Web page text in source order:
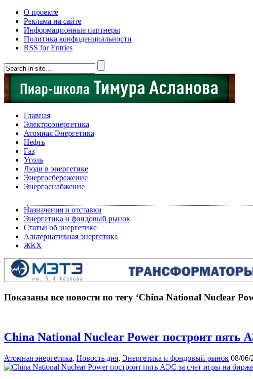
О проекте
Реклама на сайте
Информационные партнеры
Политика конфиденциальности
RSS for Entries
Главная
Электроэнергетика
Атомная Энергетика
Нефть
Газ
Уголь
Люди в энергетике
Энергосбережение
Энергоснабжение
Назначения и отставки
Энергетика и фондовый рынок
Статьи об энергетике
Альтернативная энергетика
ЖКХ
Показаны все новости по тегу ‘China National Nuclear
China National Nuclear Power построит пять
Атомная энергетика, Новость дня, Энергетика и фондовый рынок 08/06/